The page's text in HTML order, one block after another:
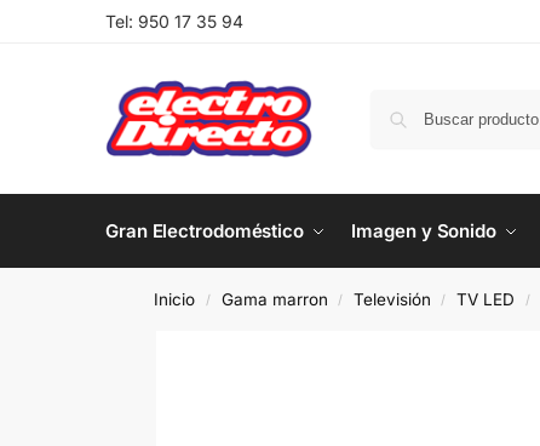
Tel: 950 17 35 94
Gran Electrodoméstico Imagen y Sonido
Inicio / Gama marron / Televisión / TV LED /